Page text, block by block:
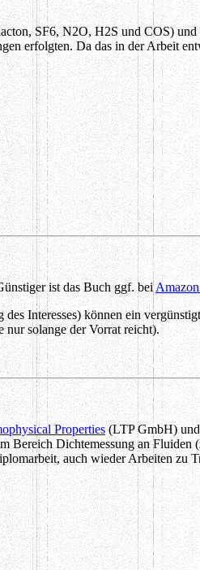
SF6, N2O, H2S und COS)
erfolgten. Da das in der Arbeit
ist das Buch ggf. bei
Interesses) können ein
nur solange der Vorrat reicht).
Properties(LTP GmbH)
Bereich Dichtemessung an
auch wieder Arbeiten zu